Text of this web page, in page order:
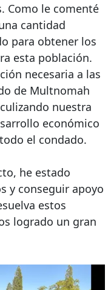
Como le comenté
cantidad
para obtener los
esta población.
necesaria a las
de Multnomah
nuestra
económico
el condado.
he estado
y conseguir apoyo
estos
logrado un gran